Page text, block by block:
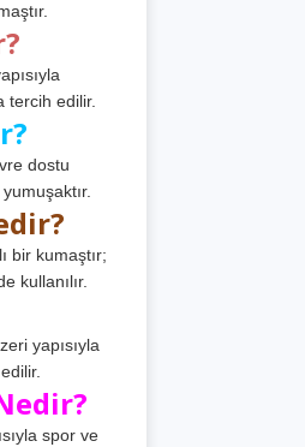
tercih edilir.
dostu
bir kumaştır;
kullanılır.
yapısıyla
spor ve